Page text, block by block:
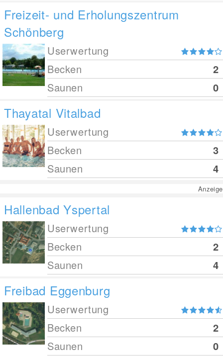
Freizeit- und Erholungszentrum
Schönberg
Userwertung
Becken
2
Saunen
0
Thayatal Vitalbad
Userwertung
Becken
3
Saunen
4
Anzeige
Hallenbad Yspertal
Userwertung
Becken
2
Saunen
4
Freibad Eggenburg
Userwertung
Becken
2
Saunen
0